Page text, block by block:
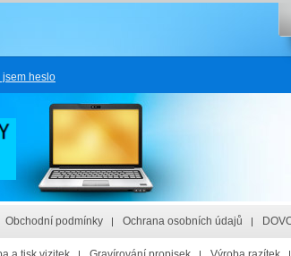
heslo
Obchodní podmínky Ochrana osobních údajů